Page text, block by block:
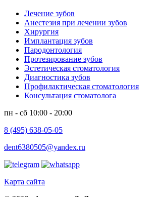
Лечение зубов
Анестезия при лечении зубов
Хирургия
Имплантация зубов
Пародонтология
Протезирование зубов
Эстетическая стоматология
Диагностика зубов
Профилактическая стоматология
Консультация стоматолога
пн - сб 10:00 - 20:00
8 (495) 638-05-05
dent6380505@yandex.ru
Карта сайта